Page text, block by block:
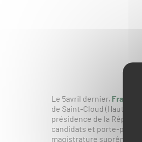
Le 5avril dernier, France
de Saint-Cloud (Hauts-
présidence de la
candidats et porte-
magistrature suprême,